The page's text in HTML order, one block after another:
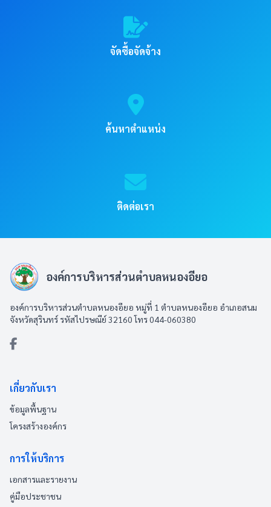
จัดซื้อจัดจ้าง
ค้นหาตำแหน่ง
ติดต่อเรา
องค์การบริหารส่วนตำบลหนองอียอ
องค์การบริหารส่วนตำบลหนองอียอ หมู่ที่ 1 ตำบลหนองอียอ อำเภอสนม
จังหวัดสุรินทร์ รหัสไปรษณีย์ 32160 โทร 044-060380
เกี่ยวกับเรา
ข้อมูลพื้นฐาน
โครงสร้างองค์กร
การให้บริการ
เอกสารและรายงาน
คู่มือประชาชน